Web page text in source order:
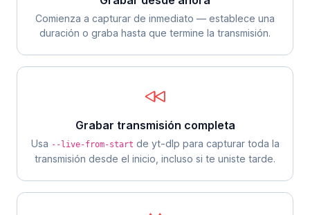
Comienza a capturar de inmediato — establece una
duración o graba hasta que termine la transmisión.
Grabar transmisión completa
Usa --live-from-start de yt-dlp para capturar toda la
transmisión desde el inicio, incluso si te uniste tarde.